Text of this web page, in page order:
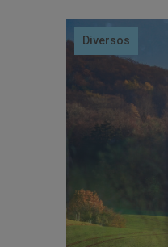
Diversos
Diversos
Notícias
Pecuária